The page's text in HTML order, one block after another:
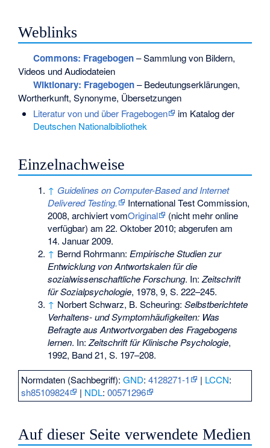
Weblinks
Commons: Fragebogen– Sammlung von Bildern,
Videos und Audiodateien
Wiktionary: Fragebogen– Bedeutungserklärungen,
Wortherkunft, Synonyme, Übersetzungen
Literatur von und über Fragebogen
im Katalog der
Deutschen Nationalbibliothek
Einzelnachweise
↑ Guidelines on Computer-Based and Internet
Delivered Testing.
International Test Commission,
2008, archiviert vomOriginal
(nicht mehr online
verfügbar) am22. Oktober 2010; abgerufen am
14. Januar 2009.
↑ Bernd Rohrmann:Empirische Studien zur
Entwicklung von Antwortskalen für die
sozialwissenschaftliche Forschung. In:Zeitschrift
für Sozialpsychologie, 1978, 9, S. 222–245.
↑ Norbert Schwarz, B. Scheuring:Selbstberichtete
Verhaltens- und Symptomhäufigkeiten: Was
Befragte aus Antwortvorgaben des Fragebogens
lernen. In:Zeitschrift für Klinische Psychologie,
1992, Band 21, S. 197–208.
Normdaten (Sachbegriff):GND:4128271-1 | LCCN:
sh85109824
| NDL:00571296
Auf dieser Seite verwendete Medien